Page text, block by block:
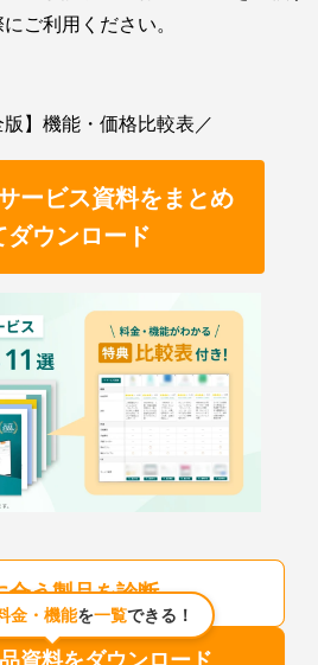
ご利用ください。
】機能・価格比較表／
ービス資料をまとめ
ダウンロード
合う製品を診断
金・機能を一覧できる！